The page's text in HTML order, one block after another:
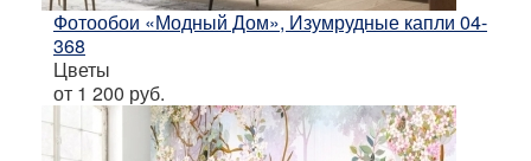
Фотообои «Модный Дом», Изумрудные капли 04-
368
Цветы
от 1 200 руб.